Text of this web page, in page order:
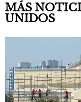
MÁS
UNIDOS